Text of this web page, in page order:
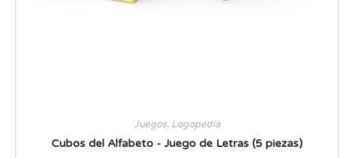
Juegos, Logopedia
Cubos del Alfabeto - Juego de Letras (5 piezas)